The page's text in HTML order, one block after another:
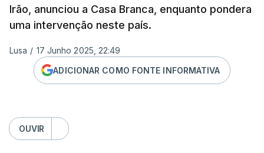
Irão, anunciou a Casa Branca, enquanto pondera
uma intervenção neste país.
Lusa / 17 Junho 2025, 22:49
ADICIONAR COMO FONTE INFORMATIVA
OUVIR